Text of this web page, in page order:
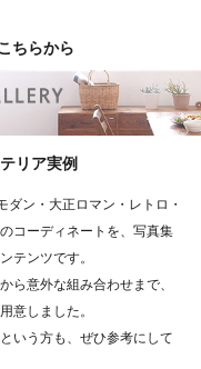
ちらから
リア実例
ダン・大正ロマン・レトロ・
コーディネートを、写真集
テンツです。
ら意外な組み合わせまで、
意しました。
いう方も、ぜひ参考にして